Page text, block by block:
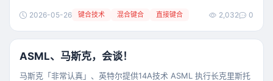
芯片像盖楼一样一层层叠起来。这项让芯片“长高”的核心技术，就
之间的电气互连。这可不是普通胶水能办到的。
2026-05-26 键合技术 混合键合 直接键合 2,032 0
ASML、马斯克，会谈！
马斯克「非常认真」、英特尔提供14A技术 ASML 执行长克里斯托